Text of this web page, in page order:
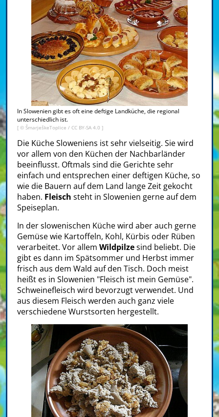
In Slowenien gibt es oft eine deftige Landküche, die regional
unterschiedlich ist.
[ © ŠmarješkeToplice / CC BY-SA 4.0 ]
Die Küche Sloweniens ist sehr vielseitig. Sie wird
vor allem von den Küchen der Nachbarländer
beeinflusst. Oftmals sind die Gerichte sehr
einfach und entsprechen einer deftigen Küche, so
wie die Bauern auf dem Land lange Zeit gekocht
haben. Fleisch steht in Slowenien gerne auf dem
Speiseplan.
In der slowenischen Küche wird aber auch gerne
Gemüse wie Kartoffeln, Kohl, Kürbis oder Rüben
verarbeitet. Vor allem Wildpilzesind beliebt. Die
gibt es dann im Spätsommer und Herbst immer
frisch aus dem Wald auf den Tisch. Doch meist
heißt es in Slowenien "Fleisch ist mein Gemüse".
Schweinefleisch wird bevorzugt verwendet. Und
aus diesem Fleisch werden auch ganz viele
verschiedene Wurstsorten hergestellt.